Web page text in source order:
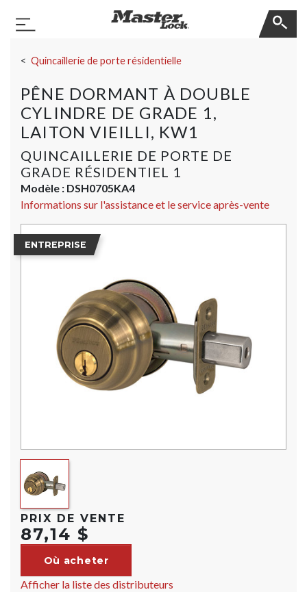
Basculer la navigation
Quincaillerie de porte résidentielle
PÊNE DORMANT À DOUBLE
CYLINDRE DE GRADE 1,
LAITON VIEILLI, KW1
QUINCAILLERIE DE PORTE DE
GRADE RÉSIDENTIEL 1
Modèle : DSH0705KA4
Informations sur l'assistance et le service après-vente
ENTREPRISE
PRIX DE VENTE
87,14 $
Où acheter
Afficher la liste des distributeurs